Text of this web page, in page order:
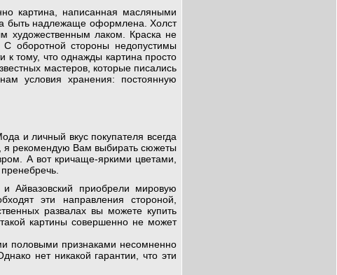
картина, написанная масляными
быть надлежаще оформлена. Холст
художественным лаком. Краска не
оборотной стороны недопустимы
к тому, что однажды картина просто
мастеров, которые писались
условия хранения: постоянную
и личный вкус покупателя всегда
я рекомендую Вам выбирать сюжеты
А вот кричаще-яркими цветами,
Айвазовский приобрели мировую
эти направления стороной,
развалах вы можете купить
картины совершенно не может
половыми признаками несомненно
нет никакой гарантии, что эти